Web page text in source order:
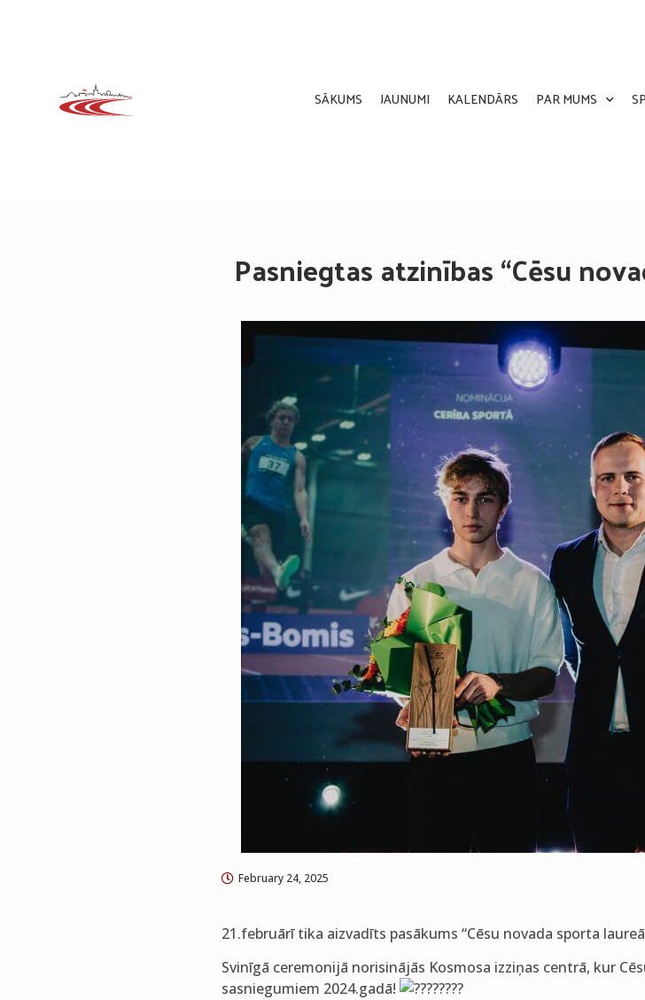
SĀKUMS JAUNUMI KALENDĀRS PAR MUMS
Pasniegtas atzinības “Cēsu
February 24, 2025
21.februārī tika aizvadīts pasākums “Cēsu novada sporta
Svinīgā ceremonijā norisinājās Kosmosa izziņas centrā, kur
sasniegumiem 2024.gadā!